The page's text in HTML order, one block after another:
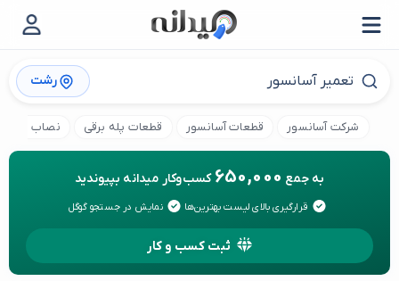
رشت
شرکت آسانسور قطعات آسانسور قطعات پله برقی نصاب پله
به جمع 650,000 کسب‌وکار میدانه بپیوندید
قرارگیری بالای لیست بهترین‌ها نمایش در جستجو گوگل
ثبت کسب و کار